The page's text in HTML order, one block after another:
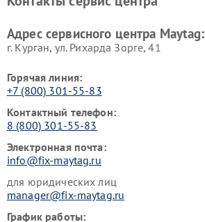
Адрес сервисного центра Maytag:
г. Курган, ул. Рихарда Зорге, 41
Горячая линия:
+7 (800) 301-55-83
Контактный телефон:
8 (800) 301-55-83
Электронная почта:
info@fix-maytag.ru
для юридических лиц
manager@fix-maytag.ru
График работы: